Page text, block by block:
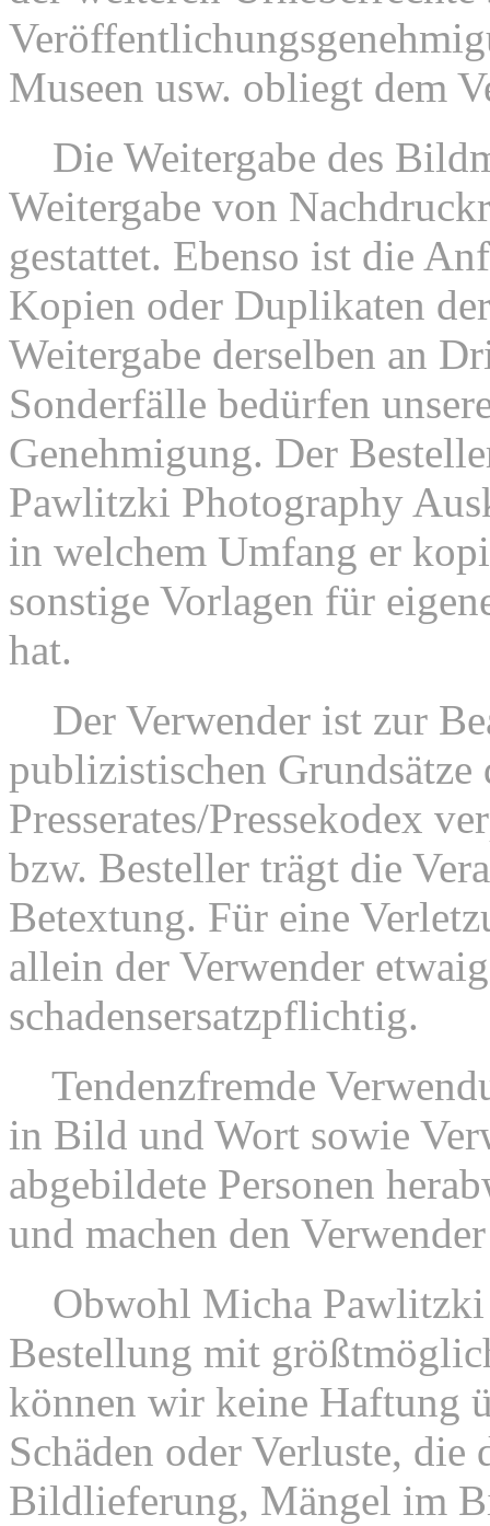
Museen usw. obliegt dem
Die Weitergabe des
Weitergabe von
gestattet. Ebenso ist die
Kopien oder Duplikaten
Weitergabe derselben an
Sonderfälle bedürfen
Genehmigung. Der
Pawlitzki Photography
in welchem Umfang er
sonstige Vorlagen für
hat.
Der Verwender ist zur
publizistischen Grundsätze
Presserates/Pressekodex
bzw. Besteller trägt die
Betextung. Für eine
allein der Verwender
schadensersatzpflichtig.
Tendenzfremde
in Bild und Wort sowie
abgebildete Personen
und machen den
Obwohl Micha
Bestellung mit
können wir keine Haftung
Schäden oder Verluste, die
Bildlieferung, Mängel im